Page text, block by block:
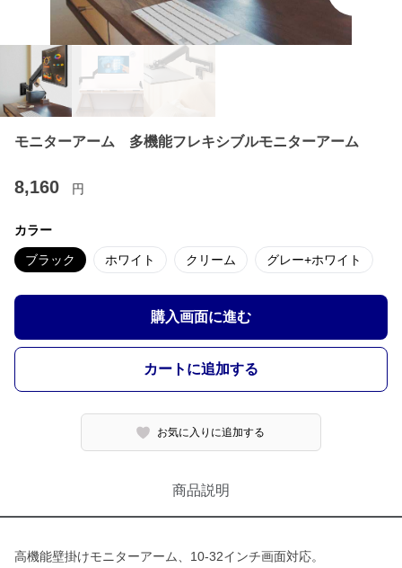
モニターアーム 多機能フレキシブルモニターアーム
8,160 円
カラー
ブラック ホワイト クリーム グレー+ホワイト
購入画面に進む
カートに追加する
お気に入りに追加する
商品説明
高機能壁掛けモニターアーム、10-32インチ画面対応。